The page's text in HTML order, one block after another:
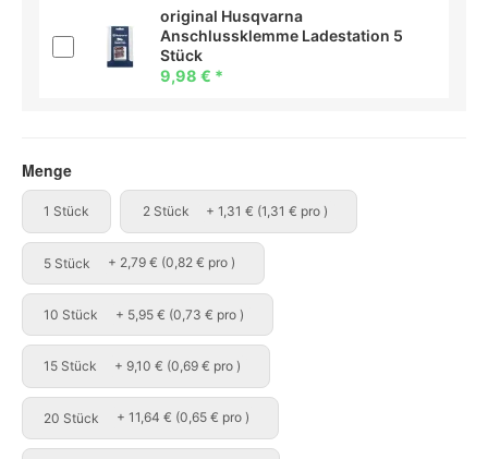
original Husqvarna
Anschlussklemme Ladestation 5
Stück
9,98 € *
Menge
1 Stück 2 Stück 2 Stück
+ 1,31 € (1,31 € pro )
5 Stück 5 Stück
+ 2,79 € (0,82 € pro )
10 Stück 10 Stück
+ 5,95 € (0,73 € pro )
15 Stück 15 Stück
+ 9,10 € (0,69 € pro )
20 Stück 20 Stück
+ 11,64 € (0,65 € pro )